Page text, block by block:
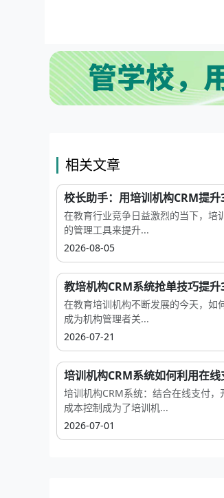
相关文章
校长助手：用培训机构CRM提
在教育行业竞争日益激烈的当下，培
的管理工具来提升...
2026-08-05
教培机构CRM系统抢单技巧提
在教育培训机构不断发展的今天，如
成为机构管理者关...
2026-07-21
培训机构CRM系统如何利用在
培训机构CRM系统：结合在线支付，
成本控制成为了培训机...
2026-07-01